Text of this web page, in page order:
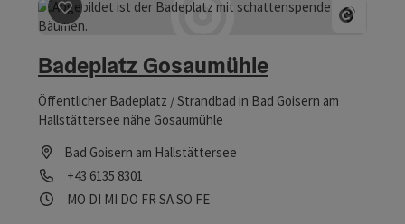
Beitrag merken
Badeplatz Gosaumühle
Öffentlicher Badeplatz / Strandbad in Bad Goisern am
Hallstättersee nähe Gosaumühle
Bad Goisern am Hallstättersee
Telefon
+43 6135 8301
Öffnungszeiten
MO Montag geöffnet
DI Dienstag geöffnet
MI Mittwoch geöffnet
DO Donnerstag geöffnet
FR Freitag geöffnet
SASamstag geöffnet
SO Sonntag geöffnet
FEFeiertag geöffnet